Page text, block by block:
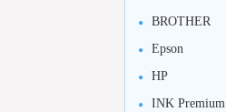
BROTHER
Epson
HP
INK Premium